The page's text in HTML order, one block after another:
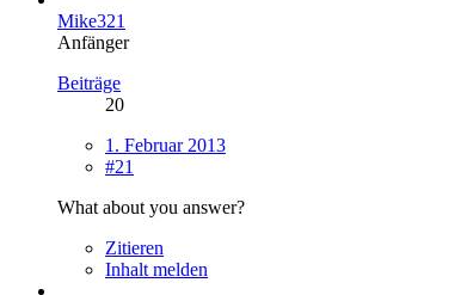
Mike321
Anfänger
Beiträge
20
1. Februar 2013
#21
What about you answer?
Zitieren
Inhalt melden